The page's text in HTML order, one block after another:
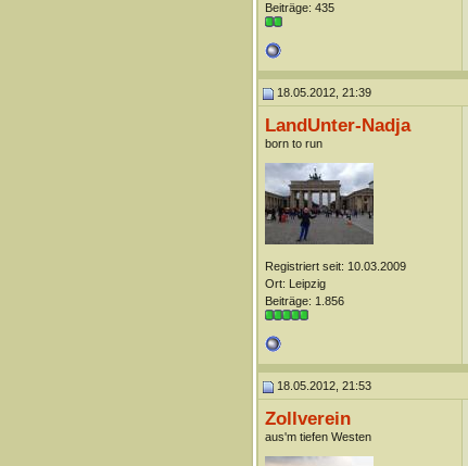
Beiträge: 435
18.05.2012, 21:39
LandUnter-Nadja
born to run
Registriert seit: 10.03.2009
Ort: Leipzig
Beiträge: 1.856
18.05.2012, 21:53
Zollverein
aus'm tiefen Westen